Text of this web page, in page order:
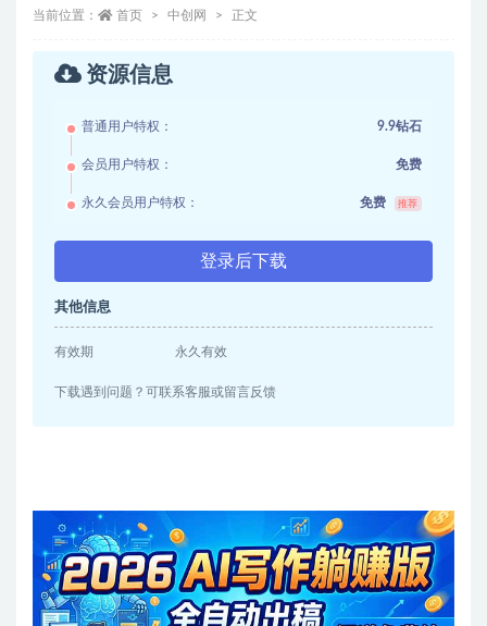
当前位置： 首页 中创网 正文
资源信息
普通用户特权： 9.9钻石
会员用户特权： 免费
永久会员用户特权： 免费 推荐
登录后下载
其他信息
有效期 永久有效
下载遇到问题？可联系客服或留言反馈